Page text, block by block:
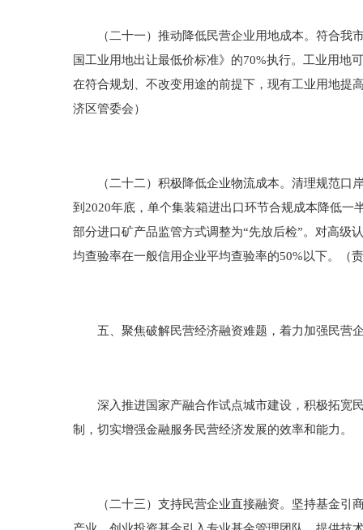
（二十一）推动降低民营企业用地成本。符合我市
国工业用地出让最低价标准》的70%执行。工业用地
在符合规划、不改变用途的前提下，现有工业用地提
济区管委会）
（二十二）积极降低企业物流成本。清理规范口岸
到2020年底，单个集装箱进出口环节合规成本降低
部分进口矿产品监管方式调整为“先放后检”。对高级
均查验率在一般信用企业平均查验率的50%以下。（
五、聚焦破解民营经济融资难题，着力加强民营
深入推进国家产融合作试点城市建设，积极拓宽民
制，切实增强金融服务民营经济发展的效率和能力。
（二十三）支持民营企业直接融资。坚持基金引商